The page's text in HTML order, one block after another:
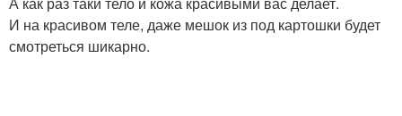
И на красивом теле, даже мешок из под картошки будет
смотреться шикарно.